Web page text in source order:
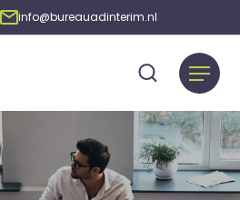
info@bureauadinterim.nl